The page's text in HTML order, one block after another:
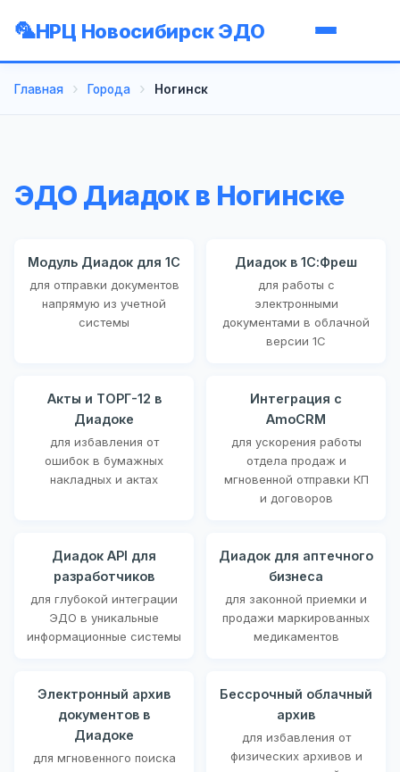
НРЦ Новосибирск ЭДО
Главная Города Ногинск
ЭДО Диадок в Ногинске
Модуль Диадок для 1С
для отправки документов
напрямую из учетной
системы
Диадок в 1С:Фреш
для работы с
электронными
документами в облачной
версии 1С
Акты и ТОРГ-12 в
Диадоке
для избавления от
ошибок в бумажных
накладных и актах
Интеграция с
AmoCRM
для ускорения работы
отдела продаж и
мгновенной отправки КП
и договоров
Диадок API для
разработчиков
для глубокой интеграции
ЭДО в уникальные
информационные системы
Диадок для аптечного
бизнеса
для законной приемки и
продажи маркированных
медикаментов
Электронный архив
документов в
Диадоке
для мгновенного поиска
Бессрочный облачный
архив
для избавления от
физических архивов и